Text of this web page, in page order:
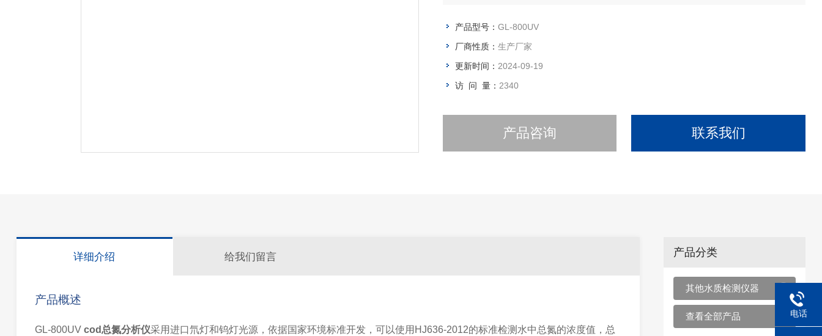
产品型号： GL-800UV
厂商性质： 生产厂家
更新时间： 2024-09-19
访 问 量： 2340
产品咨询 联系我们
详细介绍 给我们留言
产品概述
GL-800UVcod总氮分析仪采⽤进口氘灯和钨灯光源，依据国家环境标准开发，可以使用HJ636-2012的标准检测水中总氮的浓度值，总
产品分类
其他水质检测仪器
查看全部产品 电话